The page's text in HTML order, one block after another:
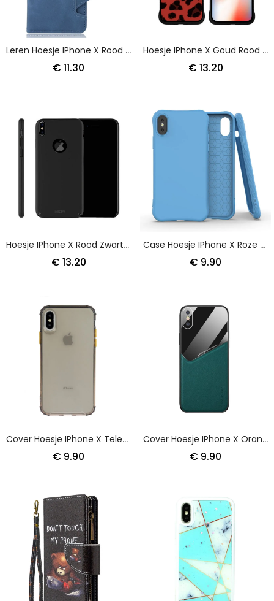
Leren Hoesje IPhone X Rood Zwart Eersteklas Multikaart
€ 11.30
Hoesje IPhone X Goud Rood Nxe Luipaardvlekken
€ 13.20
Hoesje IPhone X Rood Zwart Mofi Slim Touch
€ 13.20
Case Hoesje IPhone X Roze Zwart Telefoonhoesje Enkay Mat Flexibele Siliconen
€ 9.90
Cover Hoesje IPhone X Telefoonhoesje Gekleurde Versterkte Hoeken
€ 9.90
Cover Hoesje IPhone X Oranje Rood Telefoonhoesje Superhybride
€ 9.90